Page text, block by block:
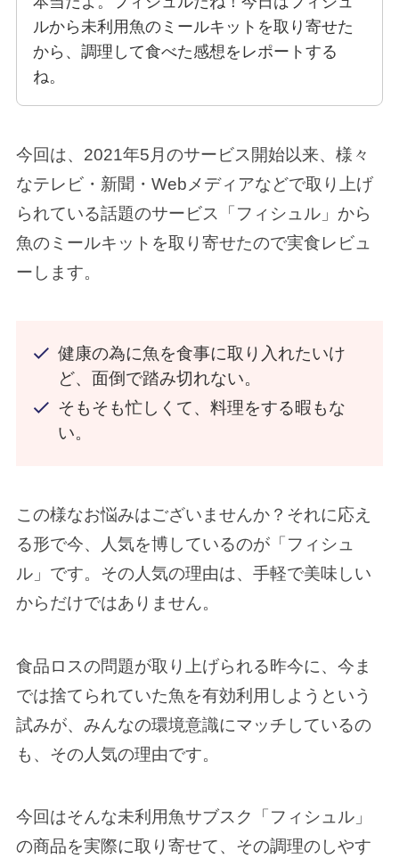
ルから未利用魚のミールキットを取り寄せた
から、調理して食べた感想をレポートする
ね。
今回は、2021年5月のサービス開始以来、様々
なテレビ・新聞・Webメディアなどで取り上げ
られている話題のサービス「フィシュル」から
魚のミールキットを取り寄せたので実食レビュ
ーします。
健康の為に魚を食事に取り入れたいけ
ど、面倒で踏み切れない。
そもそも忙しくて、料理をする暇もな
い。
この様なお悩みはございませんか？それに応え
る形で今、人気を博しているのが「フィシュ
ル」です。その人気の理由は、手軽で美味しい
からだけではありません。
食品ロスの問題が取り上げられる昨今に、今ま
では捨てられていた魚を有効利用しようという
試みが、みんなの環境意識にマッチしているの
も、その人気の理由です。
今回はそんな未利用魚サブスク「フィシュル」
の商品を実際に取り寄せて、その調理のしやす